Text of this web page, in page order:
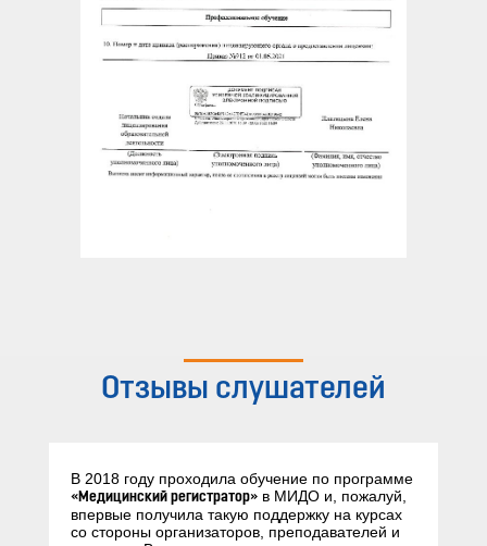
Отзывы слушателей
В 2018 году проходила обучение по программе
«Медицинский регистратор» в МИДО и, пожалуй,
впервые получила такую поддержку на курсах
со стороны организаторов, преподавателей и